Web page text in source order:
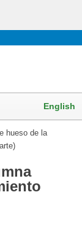
English
hueso de la